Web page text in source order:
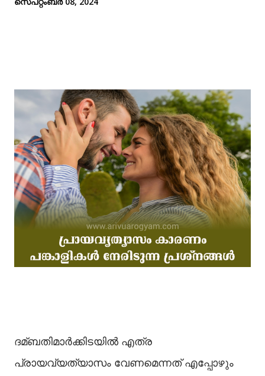
ദമ്ബതിമാര്‍ക്കിടയില്‍ എത്ര
പ്രായവ്യത്യാസം വേണമെന്നത് എപ്പോഴും